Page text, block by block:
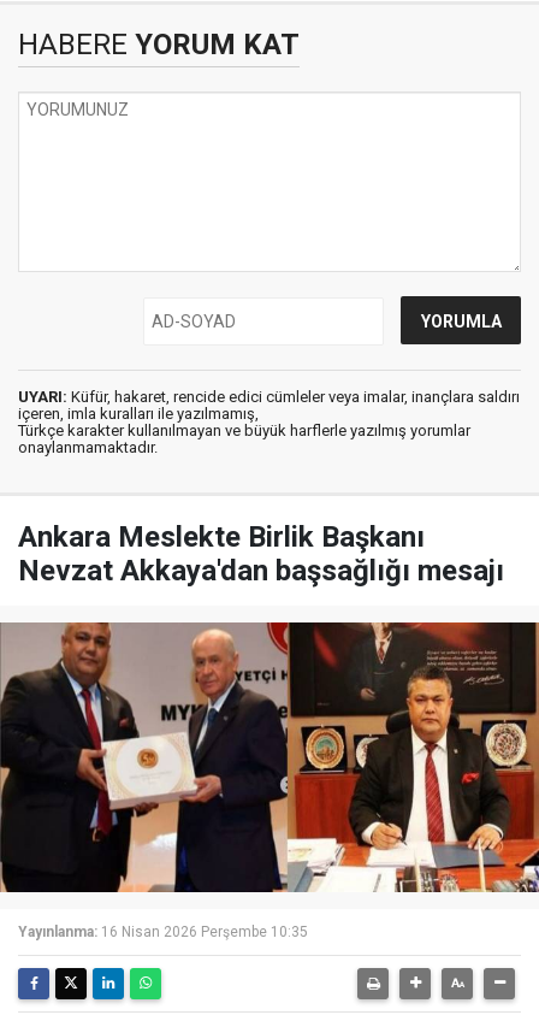
HABERE YORUM KAT
UYARI: Küfür, hakaret, rencide edici cümleler veya imalar, inançlara saldırı
içeren, imla kuralları ile yazılmamış,
Türkçe karakter kullanılmayan ve büyük harflerle yazılmış yorumlar
onaylanmamaktadır.
Ankara Meslekte Birlik Başkanı
Nevzat Akkaya'dan başsağlığı mesajı
Yayınlanma: 16 Nisan 2026 Perşembe 10:35